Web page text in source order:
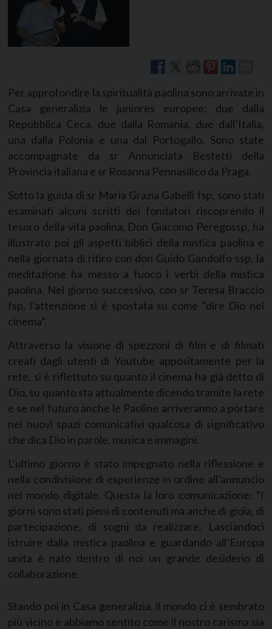
Per approfondire la spiritualità paolina sono arrivate in
Casa generalizia le juniores europee: due dalla
Repubblica Ceca, due dalla Romania, due dall’Italia,
una dalla Polonia e una dal Portogallo. Sono state
accompagnate da sr Annunciata Bestetti della
Provincia italiana e sr Rosanna Pennasilico da Praga.
Sotto la guida di sr Maria Grazia Gabelli fsp, sono stati
esaminati alcuni scritti dei fondatori riscoprendo il
tesoro della vita paolina. Don Giacomo Peregossp, ha
illustrato poi gli aspetti biblici della mistica paolina e
nella giornata di ritiro con don Guido Gandolfo ssp, la
meditazione ha messo a fuoco i verbi della mistica
paolina. Nel giorno successivo, con sr Teresa Braccio
fsp, l’attenzione si è spostata su come “dire Dio nel
cinema”.
Attraverso la visione di spezzoni di film e di filmati
creati dagli utenti di Youtube appositamente per la
rete, si è riflettuto su quanto il cinema ha già detto di
Dio, su quanto sta attualmente dicendo tramite la rete
e se nel futuro anche le Paoline arriveranno a portare
nei nuovi spazi comunicativi qualcosa di significativo
che dica Dio in parole, musica e immagini.
L’ultimo giorno è stato impegnato nella riflessione e
nella condivisione di esperienze in ordine all’annuncio
nel mondo digitale. Questa la loro comunicazione: “I
giorni sono stati pieni di contenuti ma anche di gioia, di
partecipazione, di sogni da realizzare. Lasciandoci
istruire dalla mistica paolina e guardando all’Europa
unita è nato dentro di noi un grande desiderio di
collaborazione.
Stando poi in Casa generalizia, il mondo ci è sembrato
più vicino e abbiamo sentito come il nostro carisma sia